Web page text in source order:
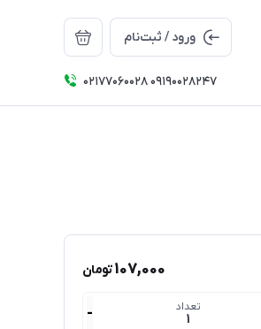
ورود / ثبت‌نام
۰۲۱۷۷۰۶۰۰۲۸ ۰۹۱۹۰۰۲۸۲۴۷
107,000تومان
تعداد
1
-